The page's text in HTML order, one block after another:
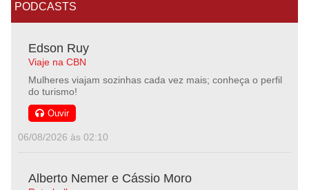
PODCASTS
Edson Ruy
Viaje na CBN
Mulheres viajam sozinhas cada vez mais; conheça o perfil
do turismo!
Ouvir
06/08/2026 às 02:10
Alberto Nemer e Cássio Moro